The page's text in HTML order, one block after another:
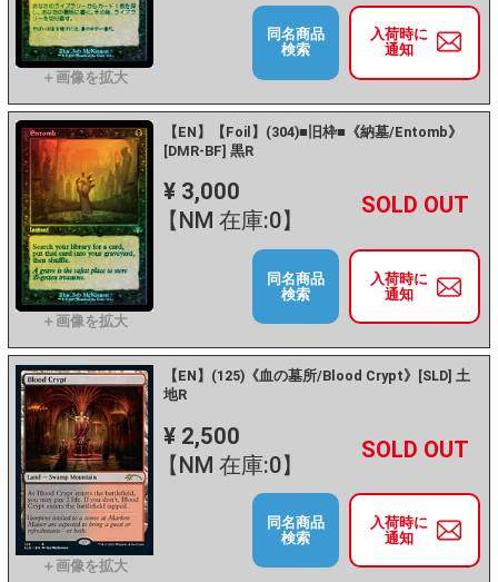
入荷時に
通知
同名商品
検索
【EN】【Foil】(304)■旧枠■《納墓/Entomb》
[DMR-BF] 黒R
¥ 3,000
【NM 在庫:0】
－ +
入荷時に
通知
同名商品
検索
【EN】(125)《血の墓所/Blood Crypt》[SLD] 土
地R
¥ 2,500
【NM 在庫:0】
－ +
入荷時に
通知
同名商品
検索